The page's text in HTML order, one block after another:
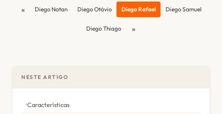
« Diego Natan Diego Otávio Diego Rafael Diego Samuel
Diego Thiago »
NESTE ARTIGO
Características